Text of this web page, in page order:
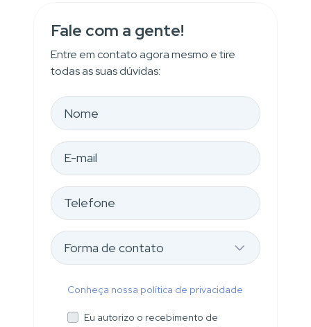
Fale com a gente!
Entre em contato agora mesmo e tire
todas as suas dúvidas:
Conheça nossa política de privacidade
Eu autorizo o recebimento de